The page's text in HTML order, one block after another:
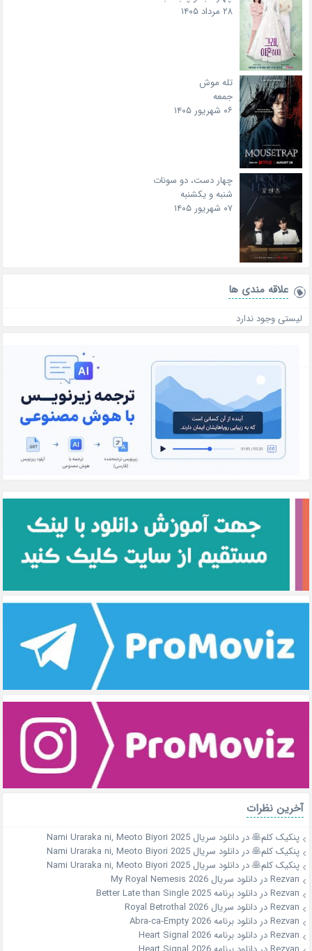
۲۸ مرداد ۱۴۰۵
تله موش
جمعه
۰۶ شهریور ۱۴۰۵
چهار دست، دو سونات
شنبه و یکشنبه
۰۷ شهریور ۱۴۰۵
علاقه‌ مندی ها
لیستی وجود ندارد
آخرین نظرات
پنکیک کلم🥞دردانلود سریال Nami Uraraka ni, Meoto Biyori 2025
پنکیک کلم🥞دردانلود سریال Nami Uraraka ni, Meoto Biyori 2025
پنکیک کلم🥞دردانلود سریال Nami Uraraka ni, Meoto Biyori 2025
Rezvanدردانلود سریال My Royal Nemesis 2026
Rezvanدردانلود برنامه Better Late than Single 2025
Rezvanدردانلود سریال Royal Betrothal 2026
Rezvanدردانلود برنامه Abra-ca-Empty 2026
Rezvanدردانلود برنامه Heart Signal 2026